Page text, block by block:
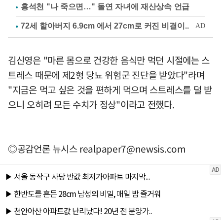
홍석천 "나 죽으면…" 돌연 자녀에 재산상속 언급
김신영은 "마른 몸으로 건강한 음식만 먹던 시절에는 스
트레스 때문에 제2형 당뇨 위험군 진단을 받았다"라며
"지금은 먹고 싶은 것을 편하게 먹으며 스트레스를 덜 받
으니 오히려 모든 수치가 정상"이라고 전했다.
◎공감언론 뉴시스realpaper7@newsis.com